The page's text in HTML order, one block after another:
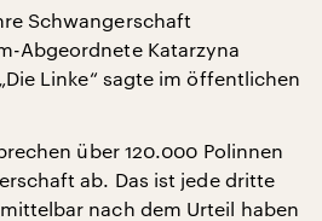
Schwangerschaft
Abgeordnete Katarzyna
Linke“ sagte im öffentlichen
über 120.000 Polinnen
ab. Das ist jede dritte
nach dem Urteil haben